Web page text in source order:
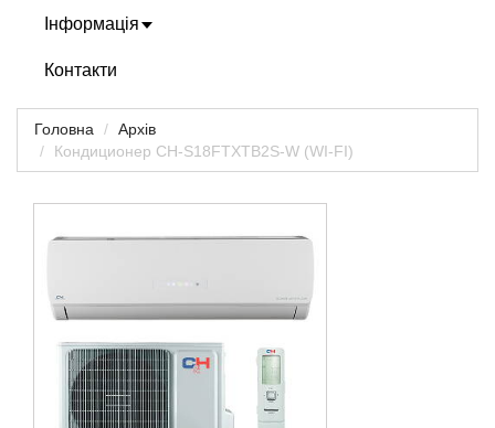
Інформація
Контакти
Головна
Архів
Кондиционер CH-S18FTXTB2S-W (WI-FI)